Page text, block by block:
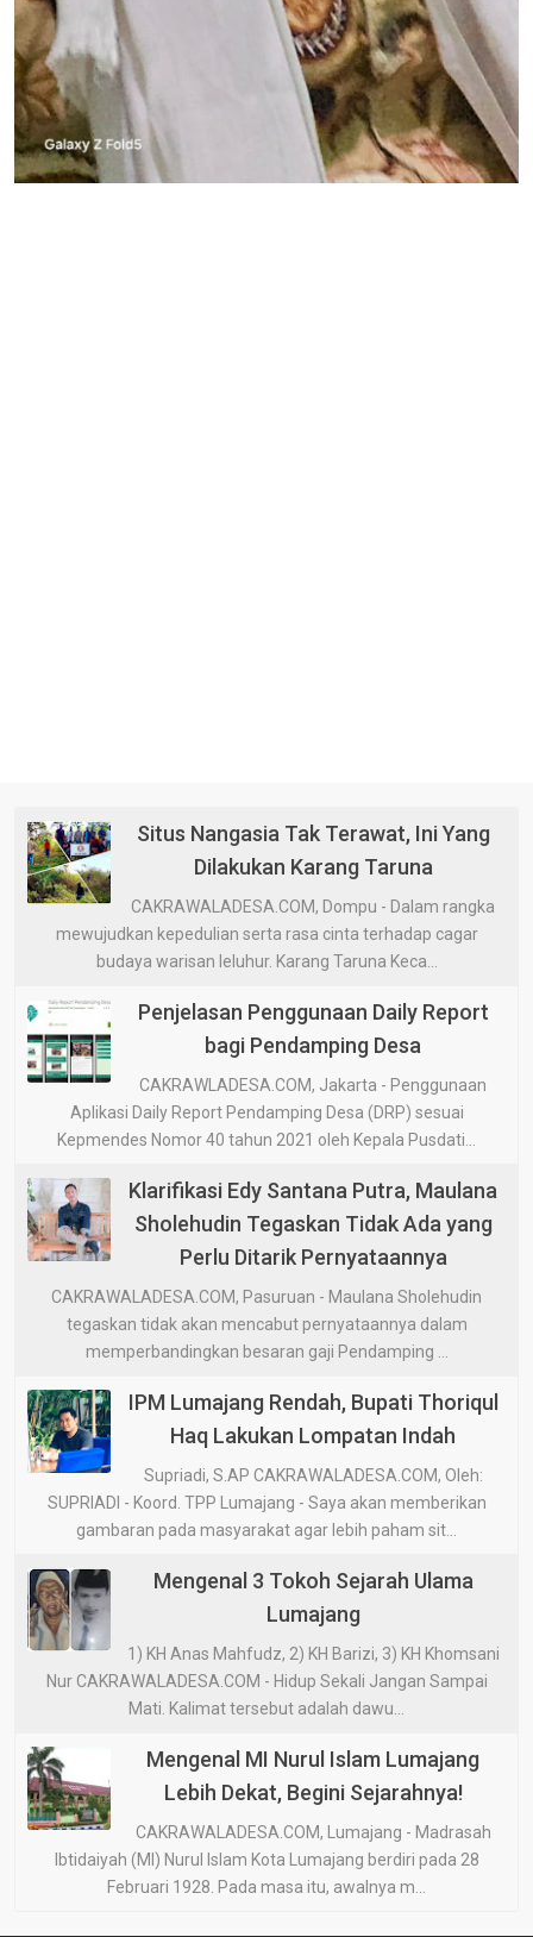
Situs Nangasia Tak Terawat, Ini Yang
Dilakukan Karang Taruna
CAKRAWALADESA.COM, Dompu - Dalam rangka
mewujudkan kepedulian serta rasa cinta terhadap cagar
budaya warisan leluhur. Karang Taruna Keca...
Penjelasan Penggunaan Daily Report
bagi Pendamping Desa
CAKRAWLADESA.COM, Jakarta - Penggunaan
Aplikasi Daily Report Pendamping Desa (DRP) sesuai
Kepmendes Nomor 40 tahun 2021 oleh Kepala Pusdati...
Klarifikasi Edy Santana Putra, Maulana
Sholehudin Tegaskan Tidak Ada yang
Perlu Ditarik Pernyataannya
CAKRAWALADESA.COM, Pasuruan - Maulana Sholehudin
tegaskan tidak akan mencabut pernyataannya dalam
memperbandingkan besaran gaji Pendamping ...
IPM Lumajang Rendah, Bupati Thoriqul
Haq Lakukan Lompatan Indah
Supriadi, S.AP CAKRAWALADESA.COM, Oleh:
SUPRIADI - Koord. TPP Lumajang - Saya akan memberikan
gambaran pada masyarakat agar lebih paham sit...
Mengenal 3 Tokoh Sejarah Ulama
Lumajang
1) KH Anas Mahfudz, 2) KH Barizi, 3) KH Khomsani
Nur CAKRAWALADESA.COM - Hidup Sekali Jangan Sampai
Mati. Kalimat tersebut adalah dawu...
Mengenal MI Nurul Islam Lumajang
Lebih Dekat, Begini Sejarahnya!
CAKRAWALADESA.COM, Lumajang - Madrasah
Ibtidaiyah (MI) Nurul Islam Kota Lumajang berdiri pada 28
Februari 1928. Pada masa itu, awalnya m...